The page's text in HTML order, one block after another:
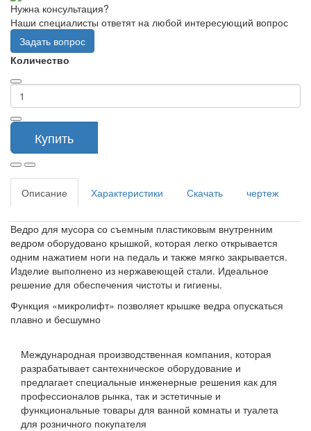
Нужна консультация?
Наши специалисты ответят на любой интересующий вопрос
Задать вопрос
Количество
Купить
Описание Характеристики Скачать чертеж
Ведро для мусора со съемным пластиковым внутренним
ведром оборудовано крышкой, которая легко открывается
одним нажатием ноги на педаль и также мягко закрывается.
Изделие выполнено из нержавеющей стали. Идеальное
решение для обеспечения чистоты и гигиены.
Функция «микролифт» позволяет крышке ведра опускаться
плавно и бесшумно
Международная производственная компания, которая
разрабатывает сантехническое оборудование и
предлагает специальные инженерные решения как для
профессионалов рынка, так и эстетичные и
функциональные товары для ванной комнаты и туалета
для розничного покупателя